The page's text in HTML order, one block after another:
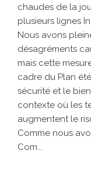
chaudes de la
plusieurs lignes
Nous avons
désagréments
mais cette
cadre du Plan
sécurité et le
contexte où les
augmentent le
Comme nous
Com...